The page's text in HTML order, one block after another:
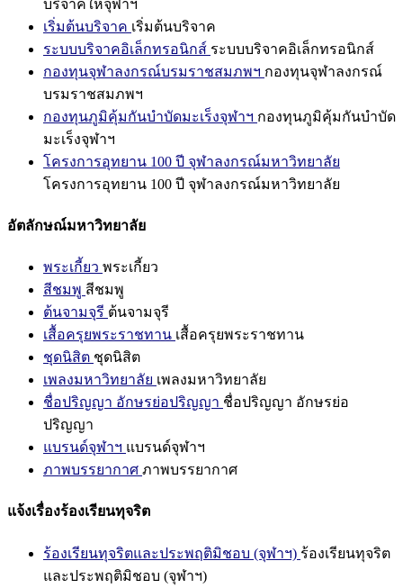
บริจาคให้จุฬาฯ
เริ่มต้นบริจาค เริ่มต้นบริจาค
ระบบบริจาคอิเล็กทรอนิกส์ ระบบบริจาคอิเล็กทรอนิกส์
กองทุนจุฬาลงกรณ์บรมราชสมภพฯ กองทุนจุฬาลงกรณ์
บรมราชสมภพฯ
กองทุนภูมิคุ้มกันบำบัดมะเร็งจุฬาฯ กองทุนภูมิคุ้มกันบำบัด
มะเร็งจุฬาฯ
โครงการอุทยาน 100 ปี จุฬาลงกรณ์มหาวิทยาลัย
โครงการอุทยาน 100 ปี จุฬาลงกรณ์มหาวิทยาลัย
อัตลักษณ์มหาวิทยาลัย
พระเกี้ยว พระเกี้ยว
สีชมพู สีชมพู
ต้นจามจุรี ต้นจามจุรี
เสื้อครุยพระราชทาน เสื้อครุยพระราชทาน
ชุดนิสิต ชุดนิสิต
เพลงมหาวิทยาลัย เพลงมหาวิทยาลัย
ชื่อปริญญา อักษรย่อปริญญา ชื่อปริญญา อักษรย่อ
ปริญญา
แบรนด์จุฬาฯ แบรนด์จุฬาฯ
ภาพบรรยากาศ ภาพบรรยากาศ
แจ้งเรื่องร้องเรียนทุจริต
ร้องเรียนทุจริตและประพฤติมิชอบ (จุฬาฯ) ร้องเรียนทุจริต
และประพฤติมิชอบ (จุฬาฯ)